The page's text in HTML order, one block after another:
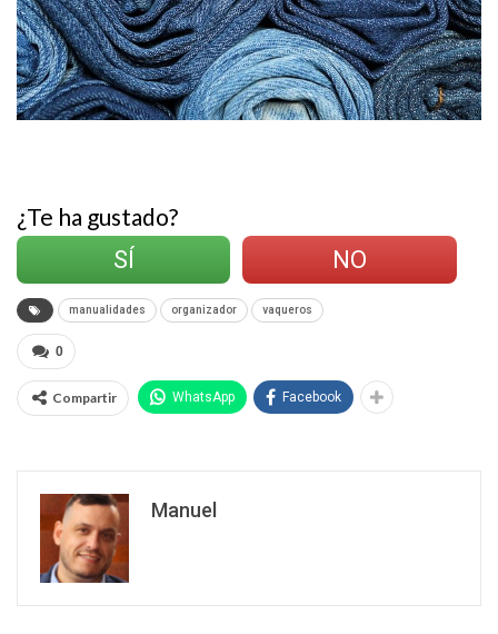
¿Te ha gustado?
SÍ
NO
manualidades organizador vaqueros
0
Compartir WhatsApp Facebook
Manuel